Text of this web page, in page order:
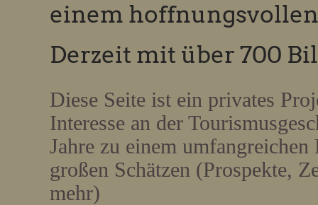
einem
Derzeit mit über 700
Diese Seite ist ein privates
Interesse an der
Jahre zu einem
großen Schätzen (Prospekte,
mehr)